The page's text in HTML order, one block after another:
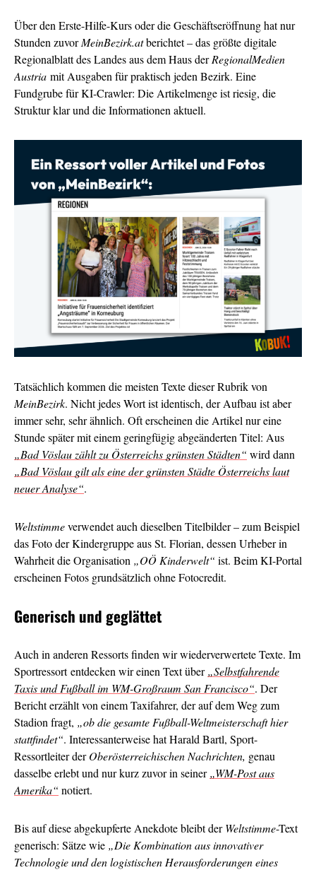
Über den Erste-Hilfe-Kurs oder die Geschäftseröffnung hat nur
Stunden zuvorMeinBezirk.atberichtet – das größte digitale
Regionalblatt des Landes aus dem Haus derRegionalMedien
Austria mit Ausgaben für praktisch jeden Bezirk. Eine
Fundgrube für KI-Crawler: Die Artikelmenge ist riesig, die
Struktur klar und die Informationen aktuell.
Tatsächlich kommen die meisten Texte dieser Rubrik von
MeinBezirk. Nicht jedes Wort ist identisch, der Aufbau ist aber
immer sehr, sehr ähnlich. Oft erscheinen die Artikel nur eine
Stunde später mit einem geringfügig abgeänderten Titel: Aus
„Bad Vöslau zählt zu Österreichs grünsten Städten“ wird dann
„Bad Vöslau gilt als eine der grünsten Städte Österreichs laut
neuer Analyse“.
Weltstimmeverwendet auch dieselben Titelbilder – zum Beispiel
das Foto der Kindergruppe aus St. Florian, dessen Urheber in
Wahrheit die Organisation „OÖ Kinderwelt“ ist. Beim KI-Portal
erscheinen Fotos grundsätzlich ohne Fotocredit.
Generisch und geglättet
Auch in anderen Ressorts finden wir wiederverwertete Texte. Im
Sportressort entdecken wir einen Text über„Selbstfahrende
Taxis und Fußball im WM-Großraum San Francisco“. Der
Bericht erzählt von einem Taxifahrer, der auf dem Weg zum
Stadion fragt, „ob die gesamte Fußball-Weltmeisterschaft hier
stattfindet“. Interessanterweise hat Harald Bartl, Sport-
Ressortleiter derOberösterreichischen Nachrichten, genau
dasselbe erlebt und nur kurz zuvor in seiner„WM-Post aus
Amerika“ notiert.
Bis auf diese abgekupferte Anekdote bleibt derWeltstimme-Text
generisch: Sätze wie „Die Kombination aus innovativer
Technologie und den logistischen Herausforderungen eines